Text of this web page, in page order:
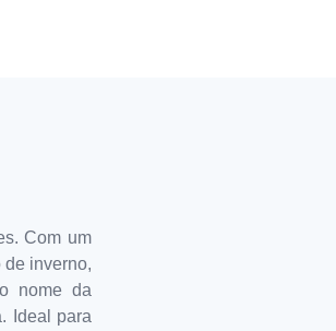
Com um
inverno,
nome da
Ideal para